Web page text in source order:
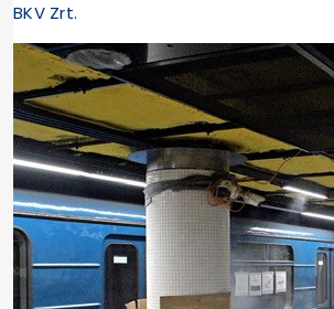
BKV Zrt.